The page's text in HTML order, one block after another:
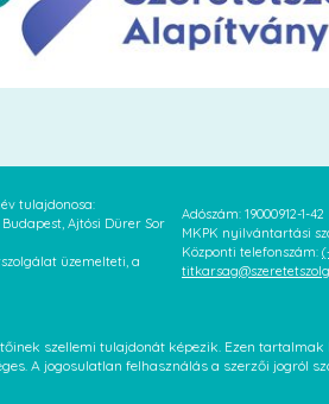
tulajdonosa:
Ajtósi Dürer Sor
üzemelteti, a
Adószám: 19000912-1-42
MKPK nyilvántartási
Központi telefonszám:
szellemi tulajdonát képezik. Ezen
A jogosulatlan felhasználás a szerzői jogról